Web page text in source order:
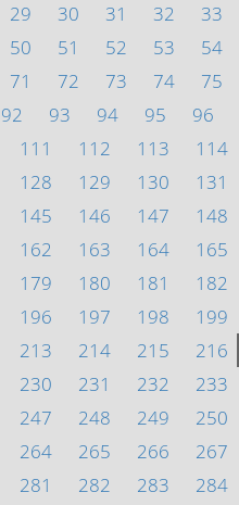
29 30 31 32 33
50 51 52 53 54
71 72 73 74 75
92 93 94 95 96
111 112 113 114
128 129 130 131
145 146 147 148
162 163 164 165
179 180 181 182
196 197 198 199
213 214 215 216
230 231 232 233
247 248 249 250
264 265 266 267
281 282 283 284